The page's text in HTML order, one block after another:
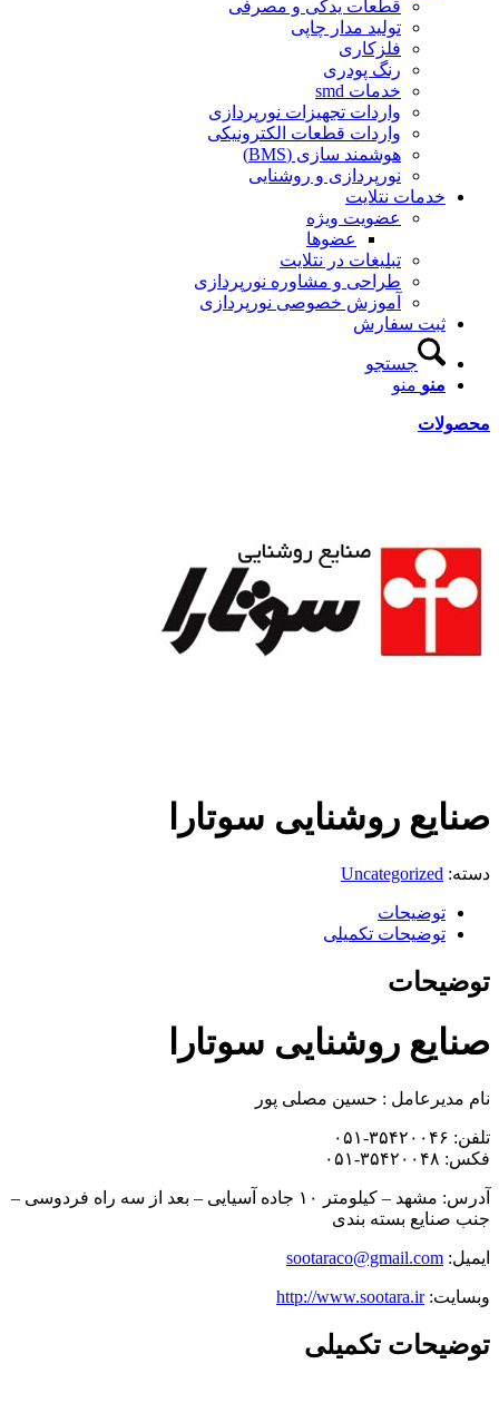
قطعات یدکی و مصرفی
تولید مدار چاپی
فلزکاری
رنگ پودری
خدمات smd
واردات تجهیزات نورپردازی
واردات قطعات الکترونیکی
هوشمند سازی (BMS)
نورپردازی و روشنایی
خدمات نتلایت
عضویت ویژه
عضوها
تبلیغات در نتلایت
طراحی و مشاوره نورپردازی
آموزش خصوصی نورپردازی
ثبت سفارش
جستجو
منو منو
محصولات
صنایع روشنایی سوتارا
دسته: Uncategorized
توضیحات
توضیحات تکمیلی
توضیحات
صنایع روشنایی سوتارا
نام مدیرعامل : حسین مصلی پور
تلفن: ۳۵۴۲۰۰۴۶-۰۵۱
فکس: ۳۵۴۲۰۰۴۸-۰۵۱
آدرس: مشهد – کیلومتر ۱۰ جاده آسیایی – بعد از سه راه فردوسی –
جنب صنایع بسته بندی
ایمیل: sootaraco@gmail.com
وبسایت:http://www.sootara.ir
توضیحات تکمیلی